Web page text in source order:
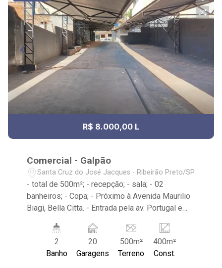
R$ 8.000,00 L
Comercial - Galpão
Santa Cruz do José Jacques - Ribeirão Preto/SP
- total de 500m²; - recepção; - sala; - 02
banheiros; - Copa; - Próximo à Avenida Maurilio
Biagi, Bella Citta. - Entrada pela av. Portugal e
Spasse e o Restaurante Rei da Picanha.
2
Banho
20
Garagens
500m²
Terreno
400m²
Const.